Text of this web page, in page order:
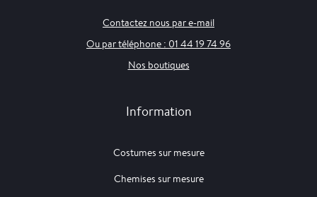
Contactez nous par e-mail
Ou par téléphone : 01 44 19 74 96
Nos boutiques
Information
Costumes sur mesure
Chemises sur mesure